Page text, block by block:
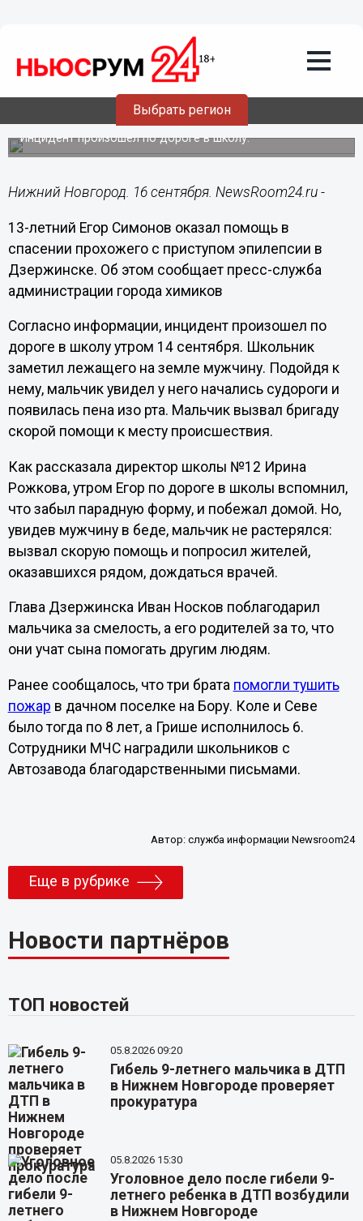
Выбрать регион
16.09.202217:45
Школьник помог в спасении пациента с
эпилепсией в Дзержинске
Инцидент произошел по дороге в школу.
Нижний Новгород. 16 сентября. NewsRoom24.ru -
13-летний Егор Симонов оказал помощь в
спасении прохожего с приступом эпилепсии в
Дзержинске. Об этом сообщает пресс-служба
администрации города химиков
Согласно информации, инцидент произошел по
дороге в школу утром 14 сентября. Школьник
заметил лежащего на земле мужчину. Подойдя к
нему, мальчик увидел у него начались судороги и
появилась пена изо рта. Мальчик вызвал бригаду
скорой помощи к месту происшествия.
Как рассказала директор школы №12 Ирина
Рожкова, утром Егор по дороге в школы вспомнил,
что забыл парадную форму, и побежал домой. Но,
увидев мужчину в беде, мальчик не растерялся:
вызвал скорую помощь и попросил жителей,
оказавшихся рядом, дождаться врачей.
Глава Дзержинска Иван Носков поблагодарил
мальчика за смелость, а его родителей за то, что
они учат сына помогать другим людям.
Ранее сообщалось, что три брата помогли тушить
пожар в дачном поселке на Бору. Коле и Севе
было тогда по 8 лет, а Грише исполнилось 6.
Сотрудники МЧС наградили школьников с
Автозавода благодарственными письмами.
Автор:служба информации Newsroom24
Еще в рубрике
Новости партнёров
ТОП новостей
05.8.2026 09:20
Гибель 9-летнего мальчика в ДТП
в Нижнем Новгороде проверяет
прокуратура
05.8.2026 15:30
Уголовное дело после гибели 9-
летнего ребенка в ДТП возбудили
в Нижнем Новгороде